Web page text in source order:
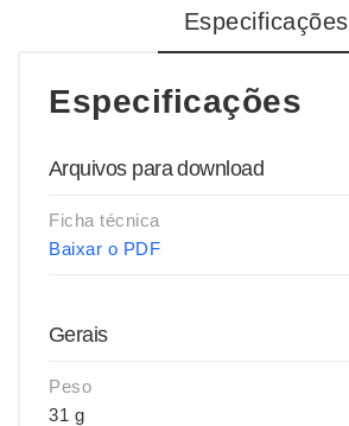
Especificações
Especificações
Arquivos para download
Ficha técnica
Baixar o PDF
Gerais
Peso
31 g